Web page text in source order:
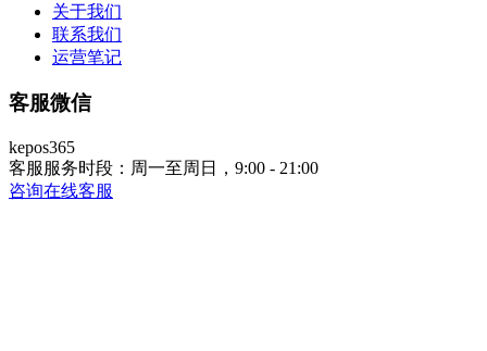
关于我们
联系我们
运营笔记
客服微信
kepos365
客服服务时段：周一至周日，9:00 - 21:00
咨询在线客服